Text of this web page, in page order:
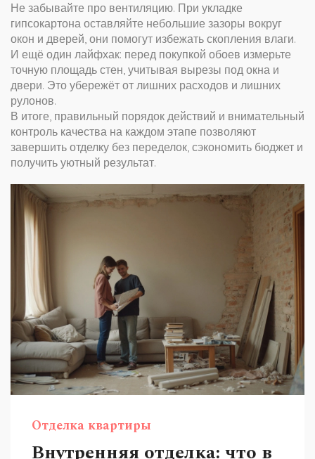
Не забывайте про вентиляцию. При укладке
гипсокартона оставляйте небольшие зазоры вокруг
окон и дверей, они помогут избежать скопления влаги.
И ещё один лайфхак: перед покупкой обоев измерьте
точную площадь стен, учитывая вырезы под окна и
двери. Это убережёт от лишних расходов и лишних
рулонов.
В итоге, правильный порядок действий и внимательный
контроль качества на каждом этапе позволяют
завершить отделку без переделок, сэкономить бюджет и
получить уютный результат.
Отделка квартиры
Внутренняя отделка: что в